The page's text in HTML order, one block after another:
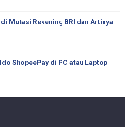
Mutasi Rekening BRI dan Artinya
ShopeePay di PC atau Laptop